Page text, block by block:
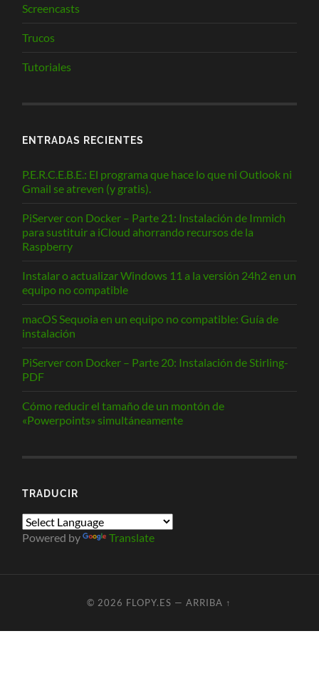
Screencasts
Trucos
Tutoriales
ENTRADAS RECIENTES
P.E.R.C.E.B.E.: El programa que hace lo que ni Outlook ni
Gmail se atreven (y gratis).
PiServer con Docker – Parte 21: Instalación de Immich
para sustituir a iCloud ahorrando recursos de la
Raspberry
Instalar o actualizar Windows 11 a la versión 24h2 en un
equipo no compatible
macOS Sequoia en un equipo no compatible: Guía de
instalación
PiServer con Docker – Parte 20: Instalación de Stirling-
PDF
Cómo reducir el tamaño de un montón de
«Powerpoints» simultáneamente
TRADUCIR
Powered by Translate
© 2026 FLOPY.ES —ARRIBA ↑